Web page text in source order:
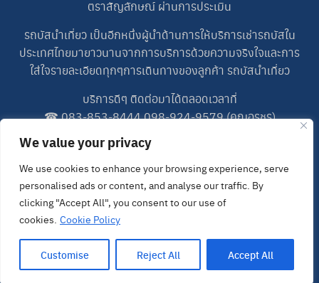
We value your privacy
We use cookies to enhance your browsing experience, serve
personalised ads or content, and analyse our traffic. By
clicking "Accept All", you consent to our use of
cookies. Cookie Policy
Customise Reject All Accept All
ตราสัญลักษณ์ ผ่านการประเมิน
รถบัสนำเที่ยว เป็นอีกหนึ่งผู้นำด้านการให้บริการเช่ารถบัสใน
ประเทศไทยมายาวนานจากการบริการด้วยความจริงใจและการ
ใส่ใจรายละเอียดทุกๆการเดินทางของลูกค้า รถบัสนำเที่ยว
บริการดีๆ ติดต่อมาได้ตลอดเวลาที่
☎083-853-8444,098-924-9579(คุณอรชร)
083-698-5227
LINE ID : 0989249579
LINE ID : 0838538444